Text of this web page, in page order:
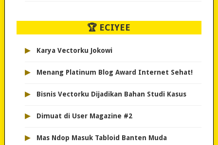
🏆 ECIYEE
▸ Karya Vectorku Jokowi
▸ Menang Platinum Blog Award Internet Sehat!
▸ Bisnis Vectorku Dijadikan Bahan Studi Kasus
▸ Dimuat di User Magazine #2
▸ Mas Ndop Masuk Tabloid Banten Muda